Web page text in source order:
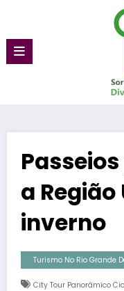
conteúdo
a
inverno
Turismo No Rio Grande
City Tour Panorâmico